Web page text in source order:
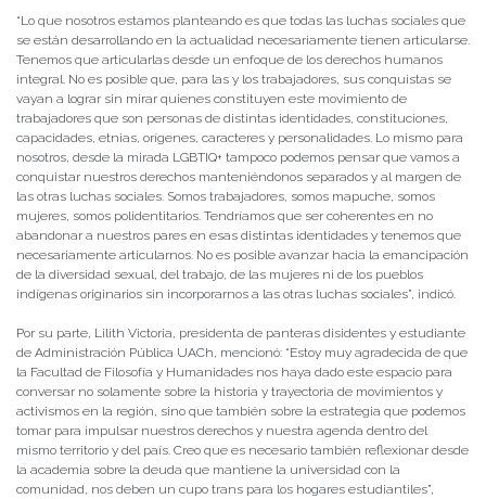
“Lo que nosotros estamos planteando es que todas las luchas sociales que
se están desarrollando en la actualidad necesariamente tienen articularse.
Tenemos que articularlas desde un enfoque de los derechos humanos
integral. No es posible que, para las y los trabajadores, sus conquistas se
vayan a lograr sin mirar quienes constituyen este movimiento de
trabajadores que son personas de distintas identidades, constituciones,
capacidades, etnias, orígenes, caracteres y personalidades. Lo mismo para
nosotros, desde la mirada LGBTIQ+ tampoco podemos pensar que vamos a
conquistar nuestros derechos manteniéndonos separados y al margen de
las otras luchas sociales. Somos trabajadores, somos mapuche, somos
mujeres, somos polidentitarios. Tendríamos que ser coherentes en no
abandonar a nuestros pares en esas distintas identidades y tenemos que
necesariamente articularnos. No es posible avanzar hacia la emancipación
de la diversidad sexual, del trabajo, de las mujeres ni de los pueblos
indígenas originarios sin incorporarnos a las otras luchas sociales”, indicó.
Por su parte, Lilith Victoria, presidenta de panteras disidentes y estudiante
de Administración Pública UACh, mencionó: “Estoy muy agradecida de que
la Facultad de Filosofía y Humanidades nos haya dado este espacio para
conversar no solamente sobre la historia y trayectoria de movimientos y
activismos en la región, sino que también sobre la estrategia que podemos
tomar para impulsar nuestros derechos y nuestra agenda dentro del
mismo territorio y del país. Creo que es necesario también reflexionar desde
la academia sobre la deuda que mantiene la universidad con la
comunidad, nos deben un cupo trans para los hogares estudiantiles”,